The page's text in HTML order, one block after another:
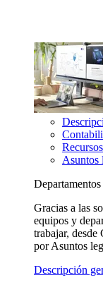
Asuntos
Departamentos
Gracias a las
equipos y
trabajar, desde
por Asuntos
Descripción